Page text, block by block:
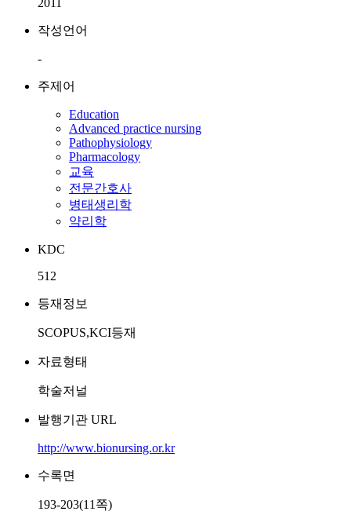
2011
작성언어
-
주제어
Education
Advanced practice nursing
Pathophysiology
Pharmacology
교육
전문간호사
병태생리학
약리학
KDC
512
등재정보
SCOPUS,KCI등재
자료형태
학술저널
발행기관 URL
http://www.bionursing.or.kr
수록면
193-203(11쪽)